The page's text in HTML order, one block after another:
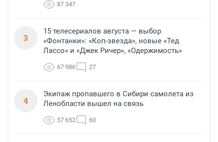
87 347
3
15 телесериалов августа — выбор
«Фонтанки»: «Коп-звезда», новые «Тед
Лассо» и «Джек Ричер», «Одержимость»
67 986 27
4
Экипаж пропавшего в Сибири самолета из
Ленобласти вышел на связь
57 652 60